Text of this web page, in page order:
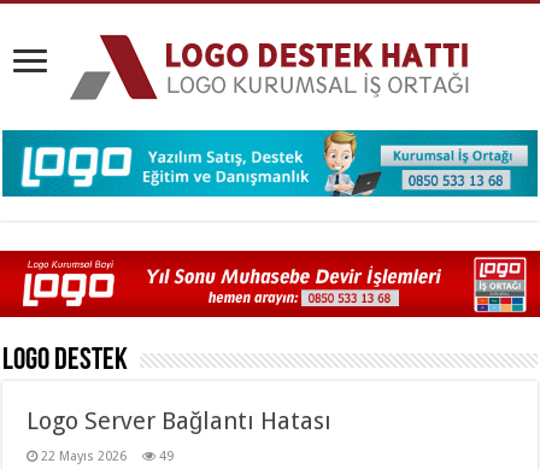
Logo Destek
Logo Server Bağlantı Hatası
22 Mayıs 2026 49